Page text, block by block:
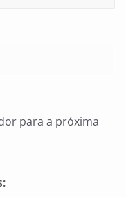
para a próxima